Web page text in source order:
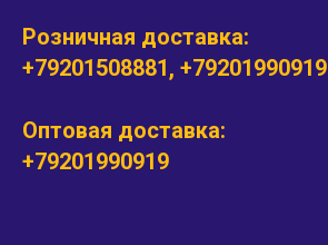
Розничная доставка:
+79201508881, +79201990919
Оптовая доставка:
+79201990919